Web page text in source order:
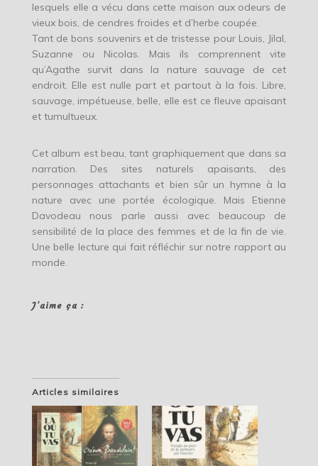
lesquels elle a vécu dans cette maison aux odeurs de
vieux bois, de cendres froides et d’herbe coupée.
Tant de bons souvenirs et de tristesse pour Louis, Jilal,
Suzanne ou Nicolas. Mais ils comprennent vite
qu’Agathe survit dans la nature sauvage de cet
endroit. Elle est nulle part et partout à la fois. Libre,
sauvage, impétueuse, belle, elle est ce fleuve apaisant
et tumultueux.
Cet album est beau, tant graphiquement que dans sa
narration. Des sites naturels apaisants, des
personnages attachants et bien sûr un hymne à la
nature avec une portée écologique. Mais Etienne
Davodeau nous parle aussi avec beaucoup de
sensibilité de la place des femmes et de la fin de vie.
Une belle lecture qui fait réfléchir sur notre rapport au
monde.
J’aime ça :
Articles similaires